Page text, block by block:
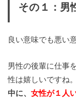
その１：男
良い意味でも悪い
男性の後輩に仕事
性は嬉しいですね
中に、女性が１人